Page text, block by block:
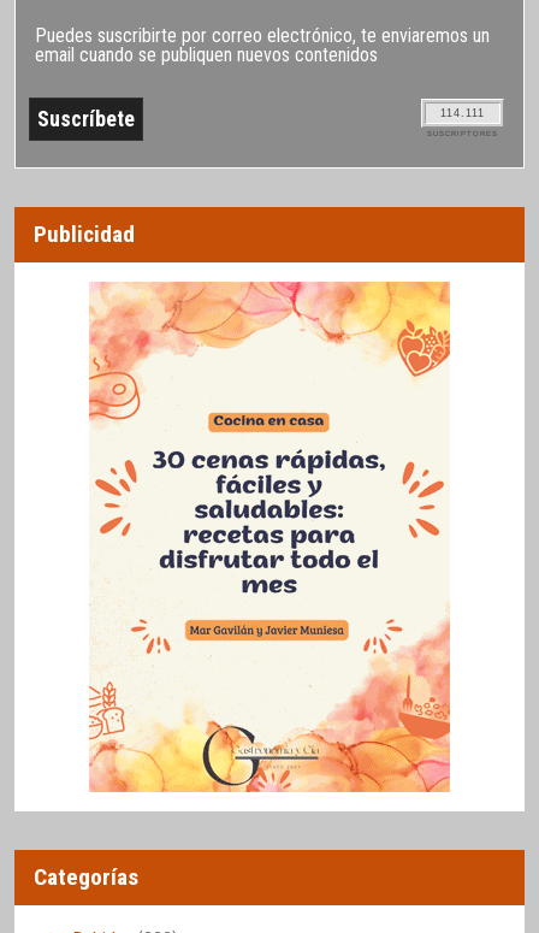
Puedes suscribirte por correo electrónico, te enviaremos un
email cuando se publiquen nuevos contenidos
114.111
SUSCRIPTORES
Publicidad
Categorías